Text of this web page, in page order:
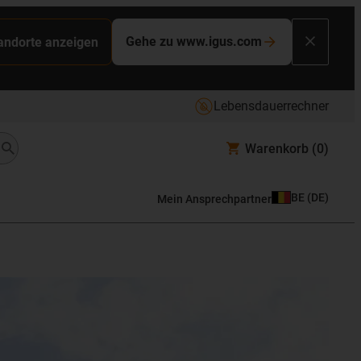
anzeigen Gehe zu www.igus.com
Lebensdauerrechner
Warenkorb (0)
Mein Ansprechpartner BE (DE)